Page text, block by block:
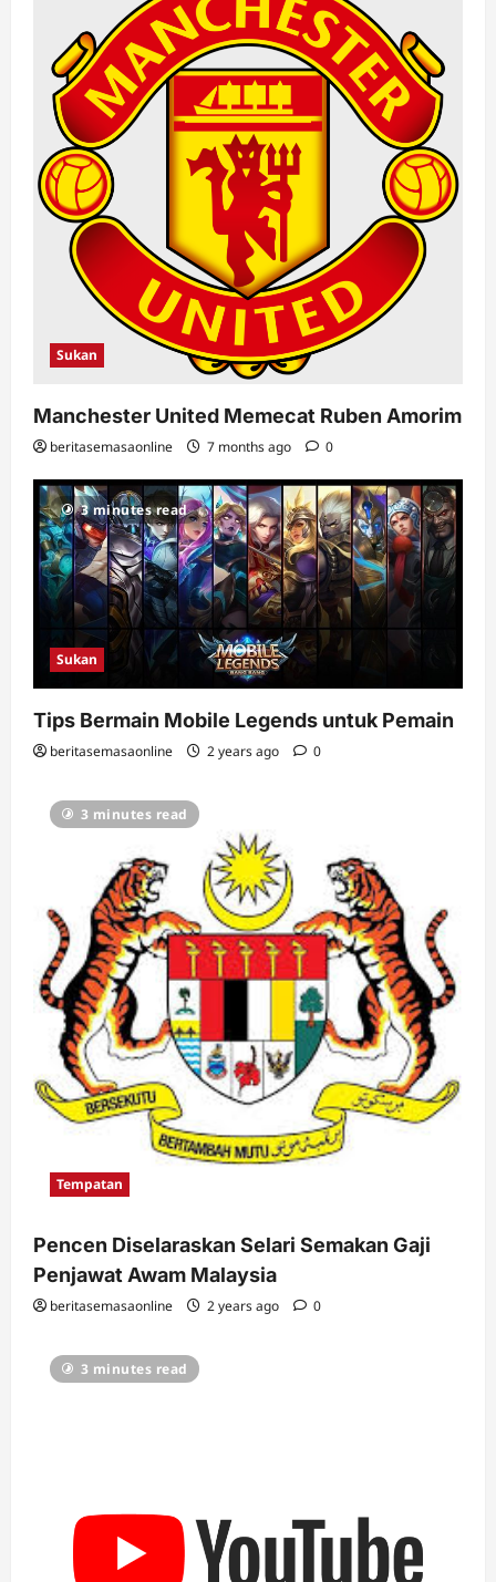
Sukan
Manchester United Memecat Ruben Amorim
beritasemasaonline 7 months ago 0
3 minutes read
Sukan
Tips Bermain Mobile Legends untuk Pemain
beritasemasaonline 2 years ago 0
3 minutes read
Tempatan
Pencen Diselaraskan Selari Semakan Gaji
Penjawat Awam Malaysia
beritasemasaonline 2 years ago 0
3 minutes read